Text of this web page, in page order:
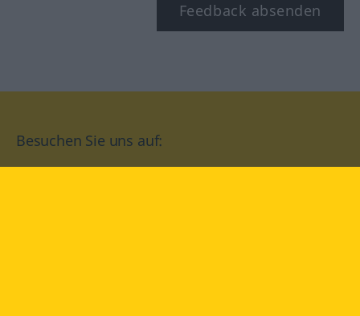
Feedback absenden
Besuchen Sie uns auf: